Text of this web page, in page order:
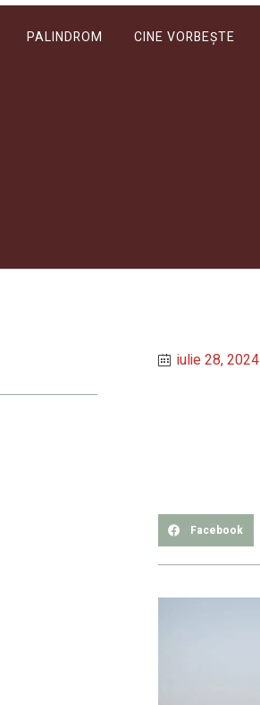
PALINDROM CINE VORBEȘTE
iulie 28, 2024
Facebook